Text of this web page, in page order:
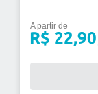
A partir de
R$ 22,90